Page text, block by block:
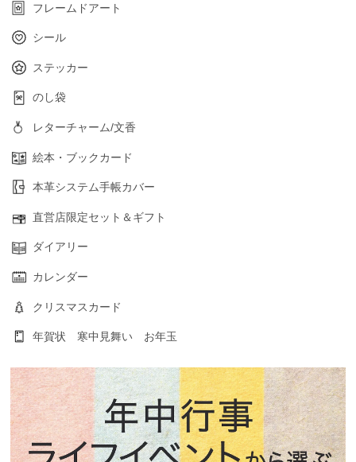
フレームドアート
シール
ステッカー
のし袋
レターチャーム/文香
絵本・ブックカード
本革システム手帳カバー
直営店限定セット＆ギフト
ダイアリー
カレンダー
クリスマスカード
年賀状 寒中見舞い お年玉